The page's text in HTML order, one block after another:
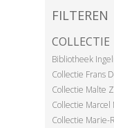
FILTEREN
COLLECTIE
Bibliotheek
Collectie Frans
Collectie Malte
Collectie Marcel
Collectie Marie-